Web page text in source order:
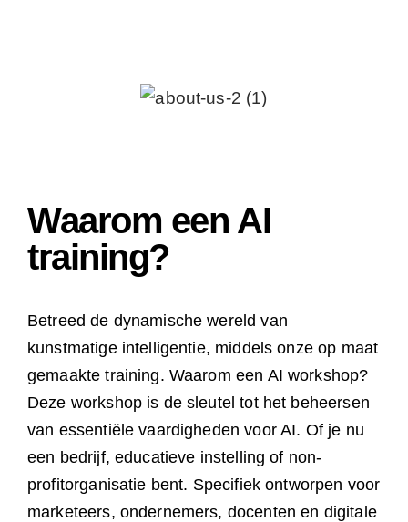
Waarom een AI
training?
Betreed de dynamische wereld van
kunstmatige intelligentie, middels onze op maat
gemaakte training. Waarom een AI workshop?
Deze workshop is de sleutel tot het beheersen
van essentiële vaardigheden voor AI. Of je nu
een bedrijf, educatieve instelling of non-
profitorganisatie bent. Specifiek ontworpen voor
marketeers, ondernemers, docenten en digitale